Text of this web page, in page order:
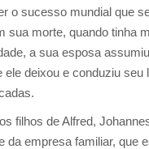
o sucesso mundial que
sua morte, quando tinha
a sua esposa
ele deixou e conduziu seu
filhos de Alfred,
da empresa familiar, que